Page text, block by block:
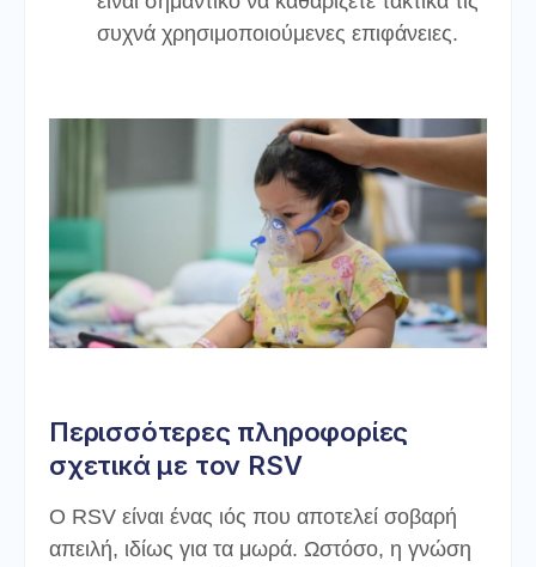
συχνά χρησιμοποιούμενες επιφάνειες.
Περισσότερες πληροφορίες
σχετικά με τον RSV
Ο RSV είναι ένας ιός που αποτελεί σοβαρή
απειλή, ιδίως για τα μωρά. Ωστόσο, η γνώση